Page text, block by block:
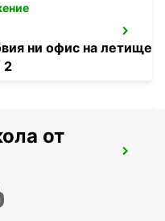
ни офис на летище
2
от